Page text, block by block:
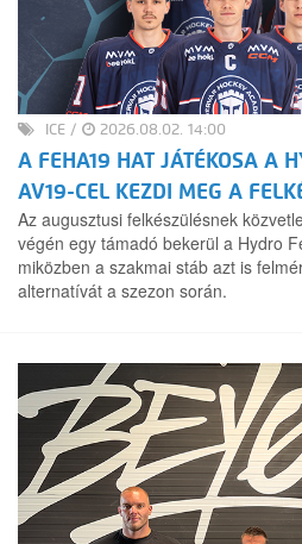
ICE / 2026.08.02. 14:00
A FEHA19 HAT JÁTÉKOSA A
AV19-CEL KEZDI MEG A
Az augusztusi felkészülésnek
végén egy támadó bekerül a Hydro
miközben a szakmai stáb azt is
alternatívát a szezon során.